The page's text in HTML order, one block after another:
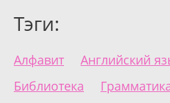
Тэги:
Алфавит
Английский
Библиотека